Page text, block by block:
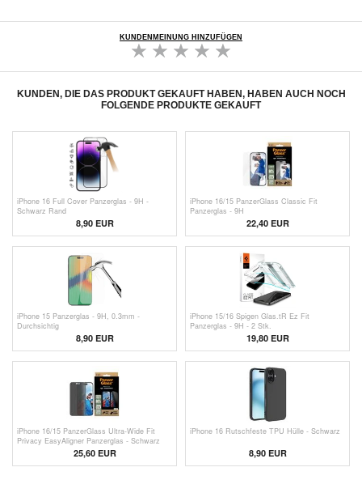
KUNDENMEINUNG HINZUFÜGEN
KUNDEN, DIE DAS PRODUKT GEKAUFT HABEN, HABEN AUCH NOCH
FOLGENDE PRODUKTE GEKAUFT
iPhone 16 Full Cover Panzerglas - 9H -
Schwarz Rand
8,90 EUR
iPhone 16/15 PanzerGlass Classic Fit
Panzerglas - 9H
22,40 EUR
iPhone 15 Panzerglas - 9H, 0.3mm -
Durchsichtig
8,90 EUR
iPhone 15/16 Spigen Glas.tR Ez Fit
Panzerglas - 9H - 2 Stk.
19,80 EUR
iPhone 16/15 PanzerGlass Ultra-Wide Fit
Privacy EasyAligner Panzerglas - Schwarz
25,60 EUR
iPhone 16 Rutschfeste TPU Hülle - Schwarz
8,90 EUR